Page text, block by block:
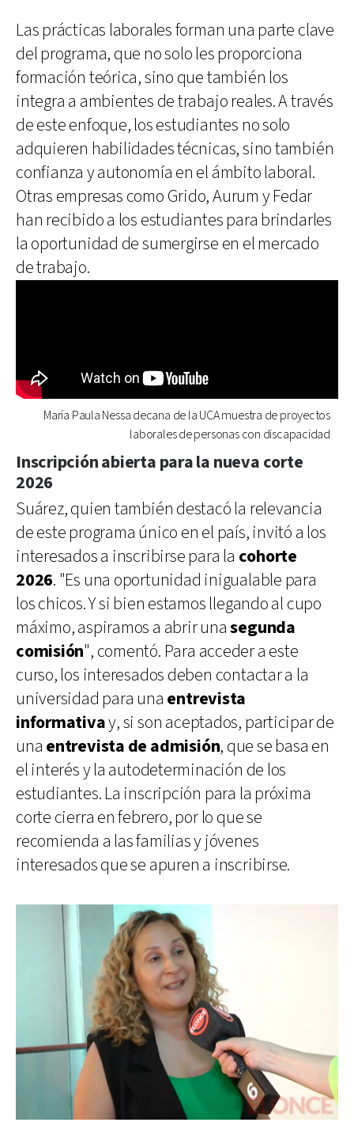
Las prácticas laborales forman una parte clave
del programa, que no solo les proporciona
formación teórica, sino que también los
integra a ambientes de trabajo reales. A través
de este enfoque, los estudiantes no solo
adquieren habilidades técnicas, sino también
confianza y autonomía en el ámbito laboral.
Otras empresas como Grido, Aurum y Fedar
han recibido a los estudiantes para brindarles
la oportunidad de sumergirse en el mercado
de trabajo.
María Paula Nessa decana de la UCA muestra de proyectos
laborales de personas con discapacidad
Inscripción abierta para la nueva corte
2026
Suárez, quien también destacó la relevancia
de este programa único en el país, invitó a los
interesados a inscribirse para la cohorte
2026. "Es una oportunidad inigualable para
los chicos. Y si bien estamos llegando al cupo
máximo, aspiramos a abrir unasegunda
comisión", comentó. Para acceder a este
curso, los interesados deben contactar a la
universidad para una entrevista
informativay, si son aceptados, participar de
una entrevista de admisión, que se basa en
el interés y la autodeterminación de los
estudiantes. La inscripción para la próxima
corte cierra en febrero, por lo que se
recomienda a las familias y jóvenes
interesados que se apuren a inscribirse.